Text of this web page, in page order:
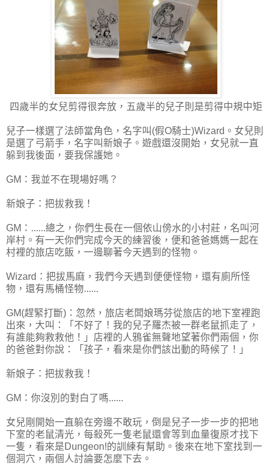
四歲半的女兒剪得很奔放，五歲半的兒子則是剪得中規中矩
兒子一樣選了法師當角色，名字叫(假O騎士)Wizard。女兒則
是選了弓箭手，名字叫新娘子。遊戲還沒開始，女兒就一直
躲到我後面，要我保護她。
GM：我並不在現場好嗎？
新娘子：把拔救我！
GM：......總之，你們生長在一個依山傍水的小村莊，名叫河
岸村。有一天你們完成今天的練習後，便和爸爸媽媽一起在
村裡的旅店吃飯，一邊聊著今天遇到的怪物。
Wizard：把拔馬麻，我們今天遇到便便怪物，還有廁所怪
物，還有馬桶怪物......
GM(趕緊打斷)：忽然，旅店老闆娘瑪芬從旅店的地下室裡跑
出來，大叫：「不好了！我的兒子羅杰被一群老鼠抓走了，
有誰能夠救救他！」店裡的人鴉雀無聲地望著你們兩個，你
的爸爸對你說：「孩子，看來是你們該出動的時候了！」
新娘子：把拔救我！
GM：你沒別的對白了嗎......
女兒剛開始一直躲在旁邊不敢玩，倒是兒子一步一步的把地
下室的老鼠清光，每殺死一隻老鼠還會等到血量復原才找下
一隻，看來是Dungeon!的訓練有幫助。後來在地下室找到一
個洞穴，兩個人討論要怎麼下去。